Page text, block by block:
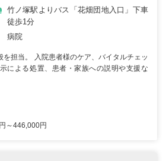
竹ノ塚駅よりバス「花畑団地入口」下車
徒歩1分
病院
を担当。 入院患者様のケア、バイタルチェッ
による処置、患者・家族への説明や支援な
～446,000円